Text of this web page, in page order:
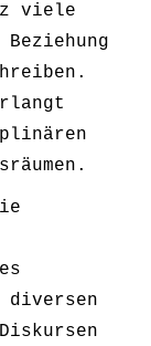
viele
diversen